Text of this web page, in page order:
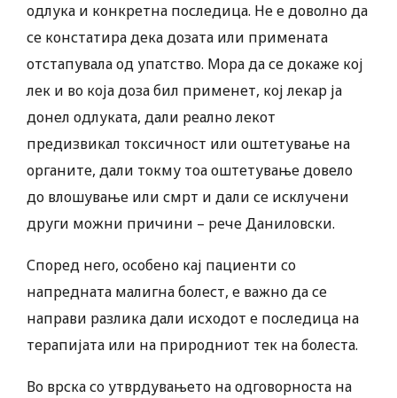
одлука и конкретна последица. Не е доволно да
се констатира дека дозата или примената
отстапувала од упатство. Мора да се докаже кој
лек и во која доза бил применет, кој лекар ја
донел одлуката, дали реално лекот
предизвикал токсичност или оштетување на
органите, дали токму тоа оштетување довело
до влошување или смрт и дали се исклучени
други можни причини – рече Даниловски.
Според него, особено кај пациенти со
напредната малигна болест, е важно да се
направи разлика дали исходот е последица на
терапијата или на природниот тек на болеста.
Во врска со утврдувањето на одговорноста на